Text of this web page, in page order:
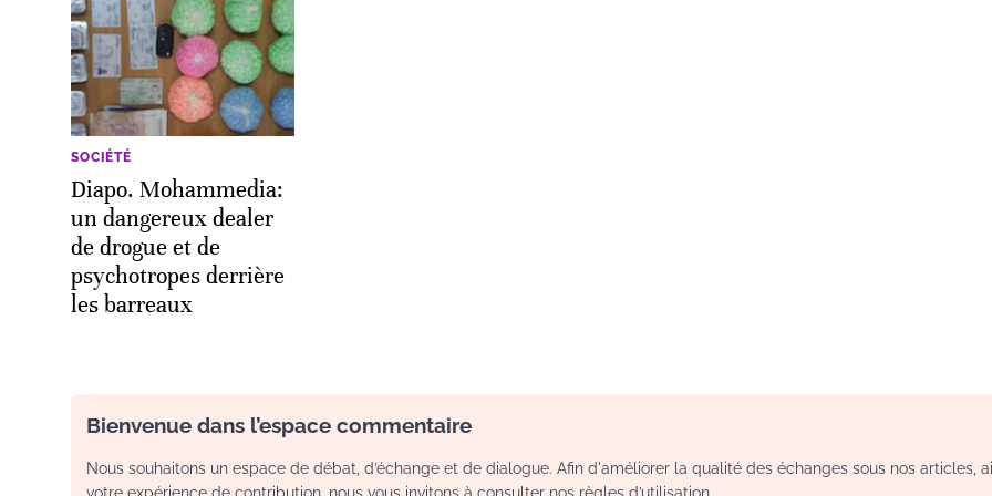
SOCIÉTÉ
Diapo. Mohammedia:
un dangereux dealer
de drogue et de
psychotropes derrière
les barreaux
Bienvenue dans l’espace commentaire
Nous souhaitons un espace de débat, d’échange et de dialogue. Afin d'améliorer la qualité des échanges sous nos articles,